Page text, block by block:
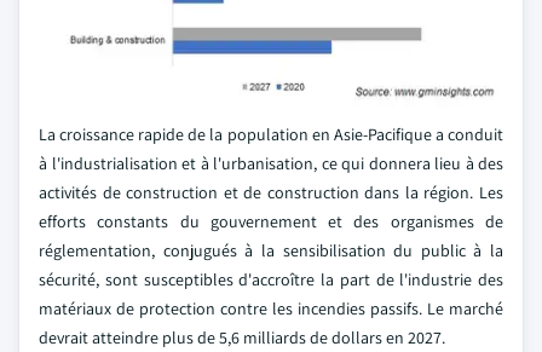
La croissance rapide de la population en Asie-Pacifique a conduit
à l'industrialisation et à l'urbanisation, ce qui donnera lieu à des
activités de construction et de construction dans la région. Les
efforts constants du gouvernement et des organismes de
réglementation, conjugués à la sensibilisation du public à la
sécurité, sont susceptibles d'accroître la part de l'industrie des
matériaux de protection contre les incendies passifs. Le marché
devrait atteindre plus de 5,6 milliards de dollars en 2027.